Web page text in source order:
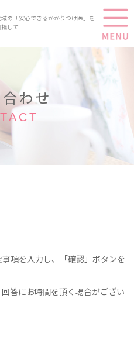
の「安心できるかかりつけ医」を
指して
わせ
項を入力し、「確認」ボタンを
答にお時間を頂く場合がござい